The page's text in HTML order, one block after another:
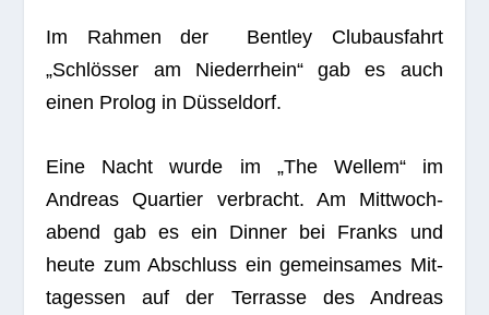
Im Rah­men der Bent­ley Club­aus­fahrt
„Schlös­ser am Nie­der­rhein“ gab es auch
einen Pro­log in Düsseldorf.
Eine Nacht wurde im „The Wel­lem“ im
Andreas Quar­tier ver­bracht. Am Mitt­woch­
abend gab es ein Din­ner bei Franks und
heute zum Abschluss ein gemein­sa­mes Mit­
tag­essen auf der Ter­rasse des Andreas